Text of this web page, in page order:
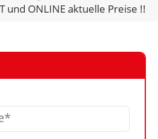
VIDEOS
und ONLINE aktuelle Preise !!